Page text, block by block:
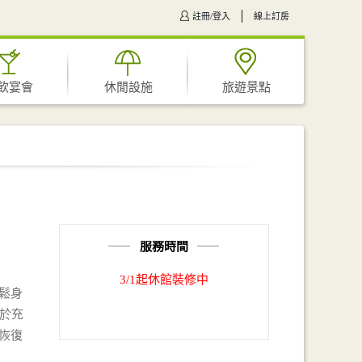
註冊/登入 線上訂房
宴會 休閒設施 旅遊景點
身
充
復
服務時間
3/1起休館裝修中